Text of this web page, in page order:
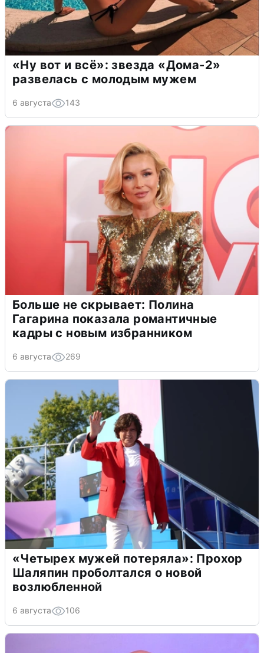
«Ну вот и всё»: звезда «Дома-2»
развелась с молодым мужем
6 августа 143
Больше не скрывает: Полина
Гагарина показала романтичные
кадры с новым избранником
6 августа 269
«Четырех мужей потеряла»: Прохор
Шаляпин проболтался о новой
возлюбленной
6 августа 106